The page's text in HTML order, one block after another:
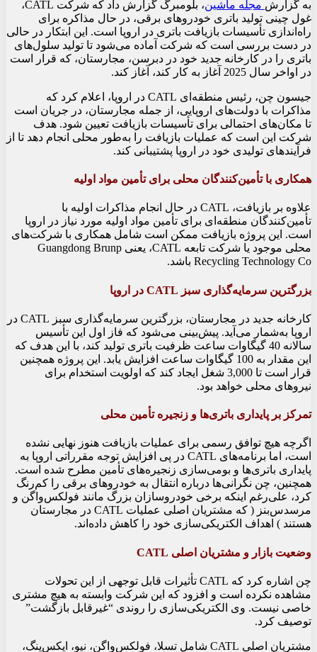
به گزارش مجله ماشین
، بلومبرگ گزارش داد که شرکت CATL،
غول چینی تولید باتری خودروهای برقی، در حال مذاکره برای
راه‌اندازی تأسیسات بازیافت باتری در اروپا است. این ابتکار در حالی
در دست بررسی است که شرکت آماده می‌شود تا تولید سلول‌های
باتری را در کارخانه جدید خود در دبرسن، مجارستان، که قرار است
در اواخر سال 2025 آغاز به کار کند، آغاز کند.
جیسون چن، رئیس منطقه‌ای CATL در اروپا، اعلام کرد که
مذاکرات با دولت‌های اروپایی، از جمله مجارستان، در جریان است
تا مکان‌های احتمالی برای تأسیسات بازیافت تعیین شود. هدف
شرکت این است که عملیات بازیافت را به‌طور محلی انجام دهد تا از
فرآیندهای تولیدی خود در اروپا پشتیبانی کند.
همکاری با تأمین‌کنندگان محلی برای تأمین مواد اولیه
علاوه بر بازیافت، CATL در حال انجام مذاکرات اولیه با
تأمین‌کنندگان منطقه‌ای برای تأمین مواد اولیه مورد نیاز در اروپا
است. این پروژه بازیافت ممکن است شامل همکاری با شرکت‌های
محلی موجود یا شرکت تابعه CATL، یعنی Guangdong Brunp
Recycling Technology Co باشد.
بزرگترین سرمایه‌گذاری سبز CATL در اروپا
کارخانه جدید در مجارستان، بزرگترین سرمایه‌گذاری سبز CATL در
اروپا به‌شمار می‌آید. پیش‌بینی می‌شود که فاز اول این تأسیس
سالانه 40 گیگاوات ساعت ظرفیت باتری تولید کند، با این هدف که
این مقدار به 100 گیگاوات ساعت افزایش یابد. این پروژه همچنین
قرار است تا 3,000 شغل ایجاد کند که اولویت استخدام برای
نیروهای محلی خواهد بود.
تمرکز بر پایداری باتری‌ها و زنجیره تأمین محلی
اگرچه هیچ توافق رسمی برای عملیات بازیافت هنوز نهایی نشده
است، اما برنامه‌های CATL در پی افزایش توجه مقرراتی اروپا به
پایداری باتری‌ها و بومی‌سازی زنجیره‌های تأمین مطرح شده است.
همچنین، چن نگرانی‌ها درباره انتقال به خودروهای برقی را کم‌رنگ
کرد، علی‌رغم اینکه برخی خودروسازان بزرگ مانند فولکس‌واگن و
مرسدس‌بنز ( که مشتریان اصلی عملیات CATL در مجارستان
هستند ) اهداف الکتریکی‌سازی خود را کاهش داده‌اند.
وضعیت بازار و مشتریان اصلی CATL
چن اشاره کرد که CATL تأثیرات قابل توجهی از این تحولات
مشاهده نکرده است و افزود که این شرکت وابسته به هیچ مشتری
خاصی نیست. وی الکتریکی‌سازی را روندی “غیرقابل بازگشت”
توصیف کرد.
مشتریان اصلی CATL شامل تسلا، فولکس‌واگن، نیو، ایکس‌پنگ،